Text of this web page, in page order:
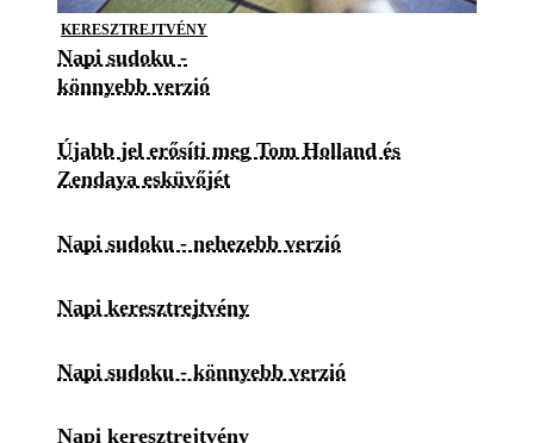
KERESZTREJTVÉNY
Napi sudoku -
könnyebb verzió
Újabb jel erősíti meg Tom Holland és
Zendaya esküvőjét
Napi sudoku - nehezebb verzió
Napi keresztrejtvény
Napi sudoku - könnyebb verzió
Napi keresztrejtvény